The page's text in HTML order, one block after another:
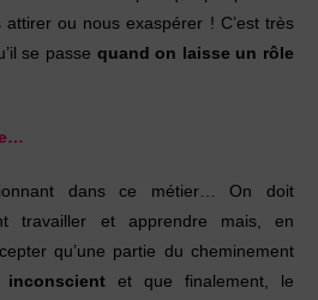
ou nous exaspérer ! C’est très
se passe quand on laisse un rôle
dans ce métier… On doit
travailler et apprendre mais, en
qu’une partie du cheminement
inconscient et que finalement, le